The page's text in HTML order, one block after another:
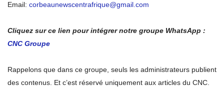
Email: corbeaunewscentrafrique@gmail.com
Cliquez sur ce lien pour intégrer notre groupe WhatsApp :
CNC Groupe
Rappelons que dans ce groupe, seuls les administrateurs publient
des contenus. Et c’est réservé uniquement aux articles du CNC.